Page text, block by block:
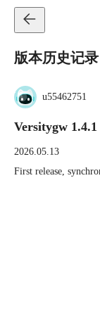
版本历史记录
u55462751
Versitygw 1.4.1
2026.05.13
First release,